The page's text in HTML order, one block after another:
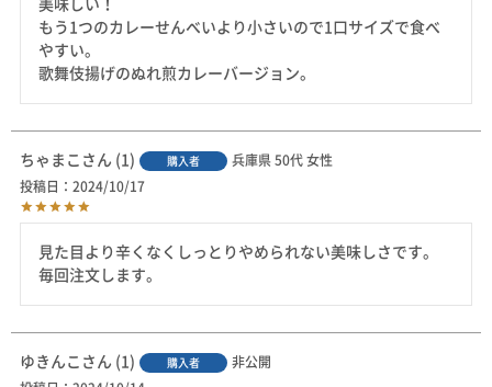
美味しい！
もう1つのカレーせんべいより小さいので1口サイズで食べ
やすい。
歌舞伎揚げのぬれ煎カレーバージョン。
ちゃまこ 1 購入者 兵庫県 50代 女性
投稿日
2024/10/17
見た目より辛くなくしっとりやめられない美味しさです。
毎回注文します。
ゆきんこ 1 購入者
非公開